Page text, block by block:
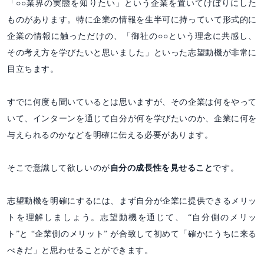
「○○業界の実態を知りたい」という企業を置いてけぼりにした
ものがあります。特に企業の情報を生半可に持っていて形式的に
企業の情報に触っただけの、「御社の○○という理念に共感し、
その考え方を学びたいと思いました」といった志望動機が非常に
目立ちます。
すでに何度も聞いているとは思いますが、その企業は何をやって
いて、インターンを通じて自分が何を学びたいのか、企業に何を
与えられるのかなどを明確に伝える必要があります。
そこで意識して欲しいのが 自分の成長性を見せること です。
志望動機を明確にするには、まず自分が企業に提供できるメリッ
トを理解しましょう。志望動機を通じて、 “自分側のメリッ
ト”と “企業側のメリット” が合致して初めて「確かにうちに来る
べきだ」と思わせることができます。